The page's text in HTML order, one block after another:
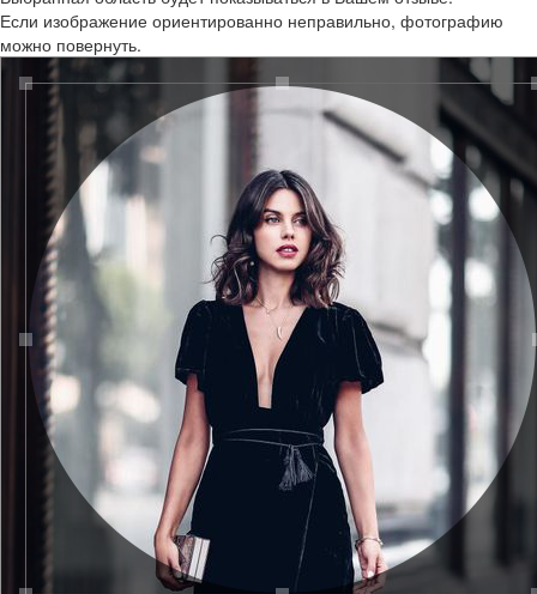
Если изображение ориентированно неправильно, фотографию
можно повернуть.